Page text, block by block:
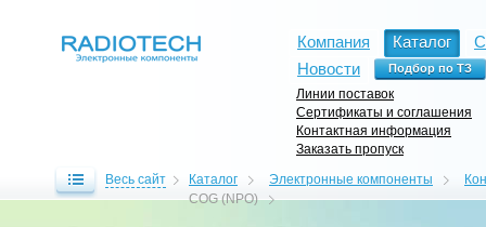
Компания Каталог
Новости
Линии поставок
Сертификаты и соглашения
Контактная информация
Заказать пропуск
Весь сайт Каталог Электронные компоненты
COG (NPO)